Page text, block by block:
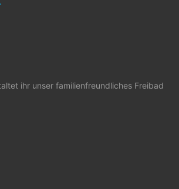
ihr unser familienfreundliches Freibad